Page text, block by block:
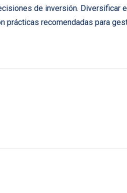
de inversión. Diversificar
prácticas recomendadas para